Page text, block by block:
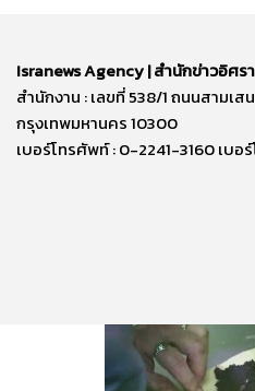
Isranews Agency | สำนักข่าวอิศรา
สำนักงาน : เลขที่ 538/1 ถนนสามเ
กรุงเทพมหานคร 10300
เบอร์โทรศัพท์ : 0-2241-3160 เบอ